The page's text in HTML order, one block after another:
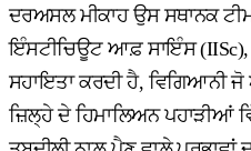
ਦਰਅਸਲ ਮੀਕਾਹ ਉਸ ਸਥਾਨਕ
ਇੰਸਟੀਚਿਊਟ ਆਫ਼ ਸਾਇੰਸ
ਸਹਾਇਤਾ ਕਰਦੀ ਹੈ, ਵਿਗਿਆਨੀ
ਜ਼ਿਲ੍ਹੇ ਦੇ ਹਿਮਾਲਿਅਨ ਪਹਾੜੀਆਂ